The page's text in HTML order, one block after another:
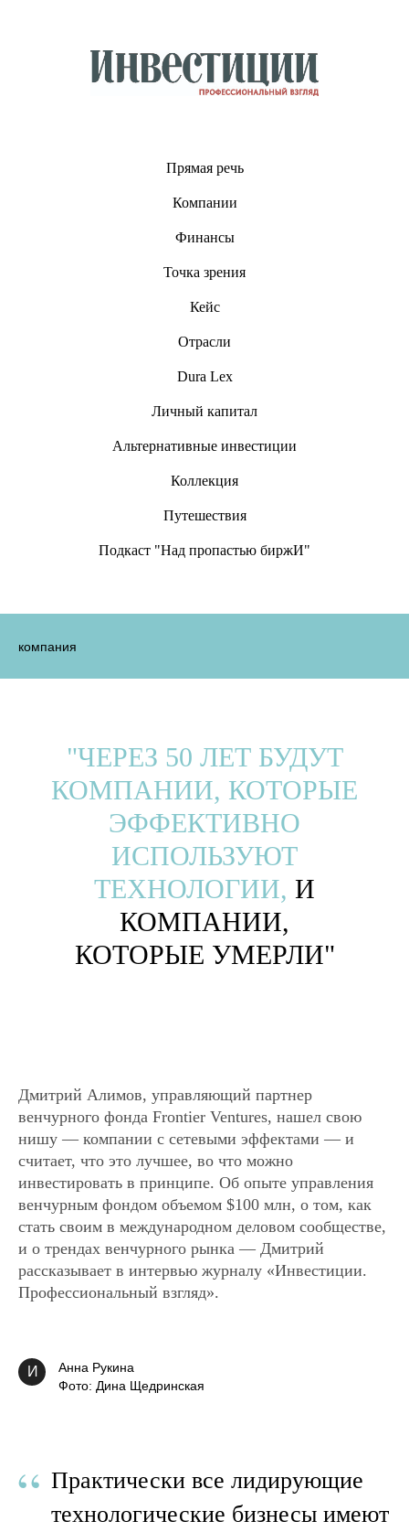
Прямая речь
Компании
Финансы
Точка зрения
Кейс
Отрасли
Dura Lex
Личный капитал
Альтернативные инвестиции
Коллекция
Путешествия
Подкаст "Над пропастью биржИ"
компания
"ЧЕРЕЗ 50 ЛЕТ БУДУТ
КОМПАНИИ, КОТОРЫЕ
ЭФФЕКТИВНО
ИСПОЛЬЗУЮТ
ТЕХНОЛОГИИ, И
КОМПАНИИ,
КОТОРЫЕ УМЕРЛИ"
Дмитрий Алимов, управляющий партнер
венчурного фонда Frontier Ventures, нашел свою
нишу — компании с сетевыми эффектами — и
считает, что это лучшее, во что можно
инвестировать в принципе. Об опыте управления
венчурным фондом объемом $100 млн, о том, как
стать своим в международном деловом сообществе,
и о трендах венчурного рынка — Дмитрий
рассказывает в интервью журналу «Инвестиции.
Профессиональный взгляд».
И
Анна Рукина
Фото: Дина Щедринская
“ Практически все лидирующие
технологические бизнесы имеют